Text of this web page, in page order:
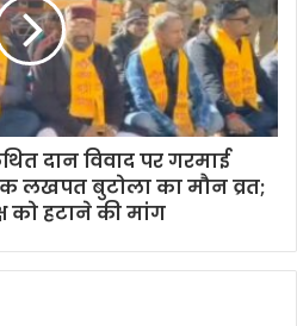
दान विवाद पर गरमाई
लखपत बुटोला का मौन व्रत;
को हटाने की मांग